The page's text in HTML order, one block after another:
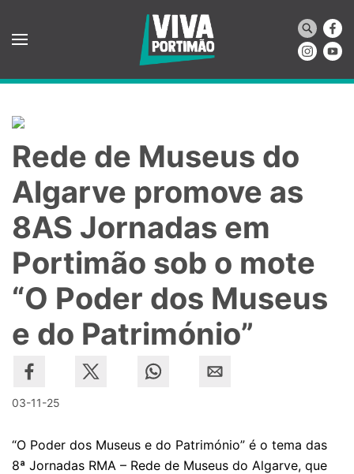
Saltar para o conteúdo principal
Rede de Museus do
Algarve promove as
8AS Jornadas em
Portimão sob o mote
“O Poder dos Museus
e do Património”
03-11-25
“O Poder dos Museus e do Património” é o tema das
8ª Jornadas RMA – Rede de Museus do Algarve, que